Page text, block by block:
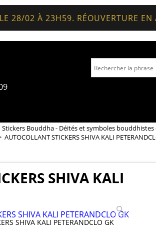
28/02 À 23H59. RÉOUVERTURE
Stickers Bouddha - Déités et symboles
AUTOCOLLANT STICKERS SHIVA KALI
SHIVA KALI
SHIVA KALI PETERANDCLO GK